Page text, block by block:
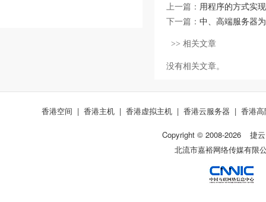
上一篇： 用程序的方式实
下一篇： 中、高端服务器
>> 相关文章
没有相关文章。
香港空间 | 香港主机 | 香港虚拟主机 | 香港云服务器 | 香港
Copyright © 2008-2026
捷云
北流市嘉裕网络传媒有限